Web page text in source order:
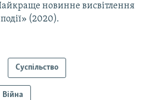
новинне висвітлення
(2020).
Суспільство
Війна